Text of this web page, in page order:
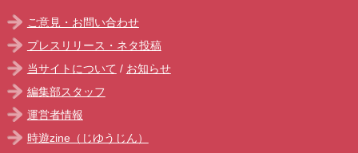
ご意見・お問い合わせ
プレスリリース・ネタ投稿
当サイトについて / お知らせ
編集部スタッフ
運営者情報
時遊zine（じゆうじん）